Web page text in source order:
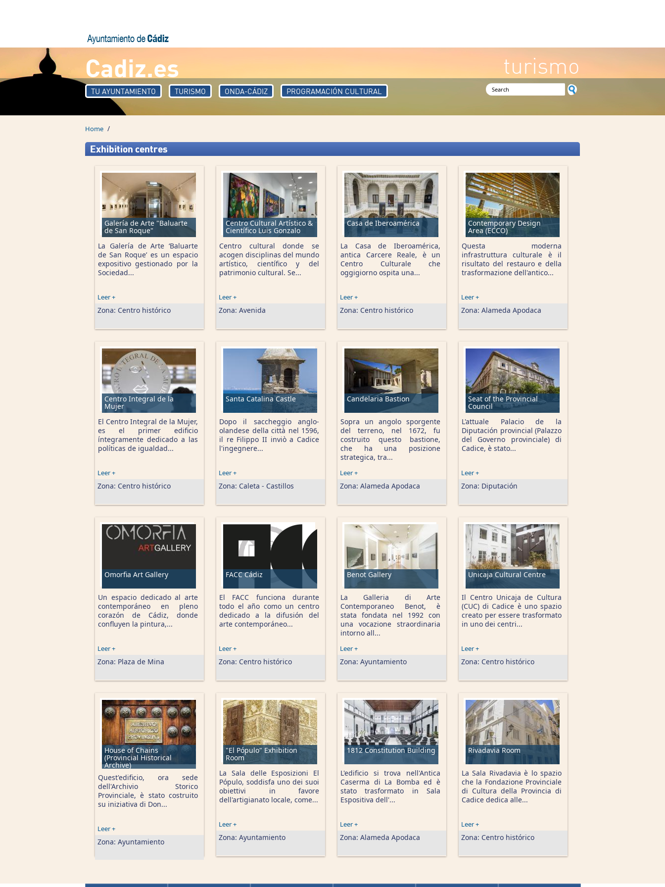
Cadiz.es turismo
TU AYUNTAMIENTO TURISMO ONDA-CÁDIZ PROGRAMACIÓN CULTURAL Search form
Home /
Exhibition centres
Galería de Arte "Baluarte
de San Roque"
La Galería de Arte ‘Baluarte
de San Roque’ es un espacio
expositivo gestionado por la
Sociedad...
Leer +
Zona: Centro histórico
Centro Cultural Artístico &
Científico Luis Gonzalo
Centro cultural donde se
acogen disciplinas del mundo
artístico, científico y del
patrimonio cultural. Se...
Leer +
Zona: Avenida
Casa de Iberoamérica
La Casa de Iberoamérica,
antica Carcere Reale, è un
Centro Culturale che
oggigiorno ospita una...
Leer +
Zona: Centro histórico
Contemporary Design
Area (ECCO)
Questa moderna
infrastruttura culturale è il
risultato del restauro e della
trasformazione dell'antico...
Leer +
Zona: Alameda Apodaca
Centro Integral de la
Mujer
El Centro Integral de la Mujer,
es el primer edificio
íntegramente dedicado a las
políticas de igualdad...
Leer +
Zona: Centro histórico
Santa Catalina Castle
Dopo il saccheggio anglo-
olandese della città nel 1596,
il re Filippo II inviò a Cadice
l'ingegnere...
Leer +
Zona: Caleta - Castillos
Candelaria Bastion
Sopra un angolo sporgente
del terreno, nel 1672, fu
costruito questo bastione,
che ha una posizione
strategica, tra...
Leer +
Zona: Alameda Apodaca
Seat of the Provincial
Council
L'attuale Palacio de la
Diputación provincial (Palazzo
del Governo provinciale) di
Cadice, è stato...
Leer +
Zona: Diputación
Omorfia Art Gallery
Un espacio dedicado al arte
contemporáneo en pleno
corazón de Cádiz, donde
confluyen la pintura,...
Leer +
Zona: Plaza de Mina
FACC Cádiz
El FACC funciona durante
todo el año como un centro
dedicado a la difusión del
arte contemporáneo...
Leer +
Zona: Centro histórico
Benot Gallery
La Galleria di Arte
Contemporaneo Benot, è
stata fondata nel 1992 con
una vocazione straordinaria
intorno all...
Leer +
Zona: Ayuntamiento
Unicaja Cultural Centre
Il Centro Unicaja de Cultura
(CUC) di Cadice è uno spazio
creato per essere trasformato
in uno dei centri...
Leer +
Zona: Centro histórico
House of Chains
(Provincial Historical
Archive)
Quest'edificio, ora sede
dell'Archivio Storico
Provinciale, è stato costruito
su iniziativa di Don...
Leer +
Zona: Ayuntamiento
"El Pópulo" Exhibition
Room
La Sala delle Esposizioni El
Pópulo, soddisfa uno dei suoi
obiettivi in favore
dell'artigianato locale, come...
Leer +
Zona: Ayuntamiento
1812 Constitution Building
L'edificio si trova nell'Antica
Caserma di La Bomba ed è
stato trasformato in Sala
Espositiva dell'...
Leer +
Zona: Alameda Apodaca
Rivadavia Room
La Sala Rivadavia è lo spazio
che la Fondazione Provinciale
di Cultura della Provincia di
Cadice dedica alle...
Leer +
Zona: Centro histórico